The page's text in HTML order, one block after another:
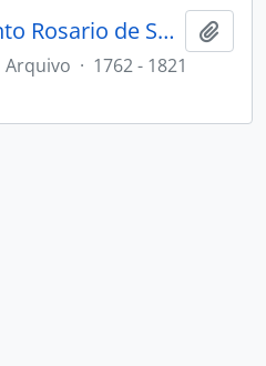
Hermandad del Santo Rosario de San Juan
Arquivo · 1762 - 1821